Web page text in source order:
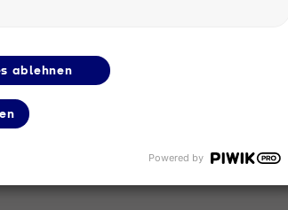
ablehnen
Powered by